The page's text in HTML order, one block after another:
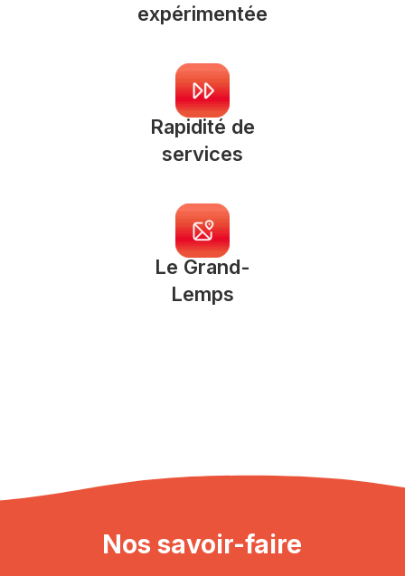
expérimentée
Rapidité de
services
Le Grand-
Lemps
Nos savoir-faire